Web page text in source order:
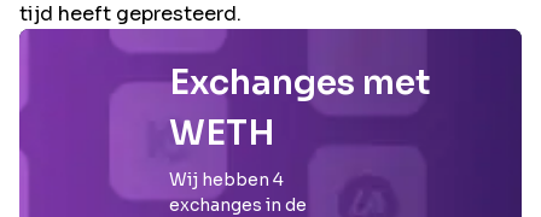
tijd heeft gepresteerd.
Exchanges met
WETH
Wij hebben 4
exchanges in de